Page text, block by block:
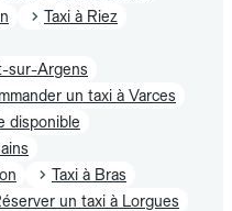
Taxi à Riez
sur-Argens
un taxi à Varces
disponible
Taxi à Bras
un taxi à Lorgues